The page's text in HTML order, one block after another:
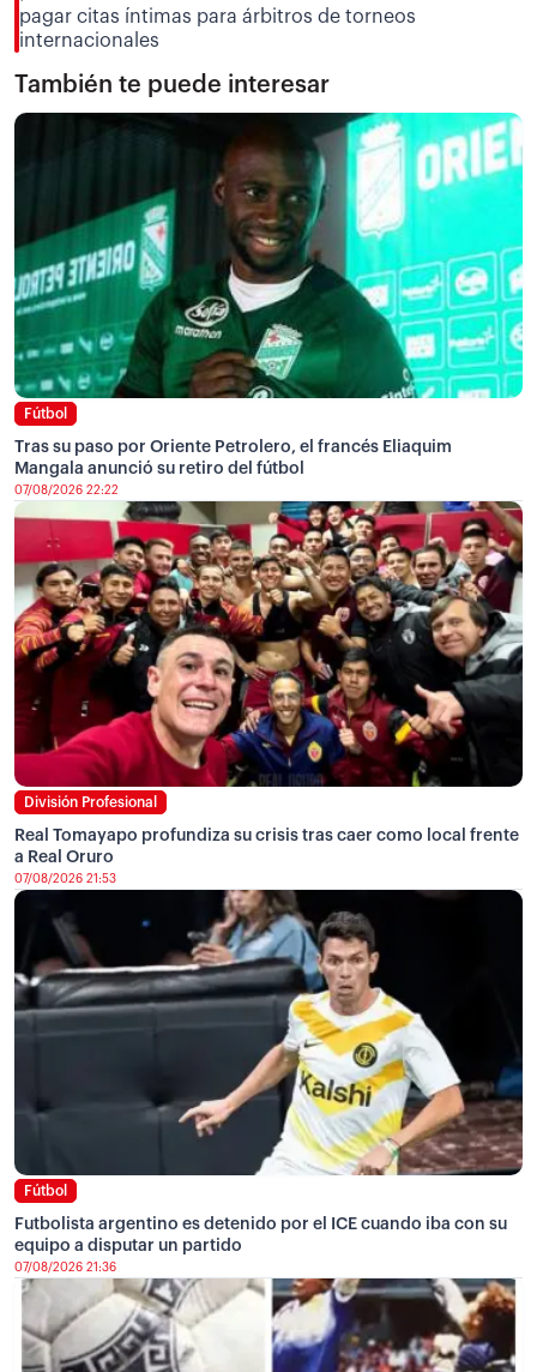
pagar citas íntimas para árbitros de torneos
internacionales
También te puede interesar
Fútbol
Tras su paso por Oriente Petrolero, el francés Eliaquim
Mangala anunció su retiro del fútbol
07/08/2026 22:22
División Profesional
Real Tomayapo profundiza su crisis tras caer como local frente
a Real Oruro
07/08/2026 21:53
Fútbol
Futbolista argentino es detenido por el ICE cuando iba con su
equipo a disputar un partido
07/08/2026 21:36